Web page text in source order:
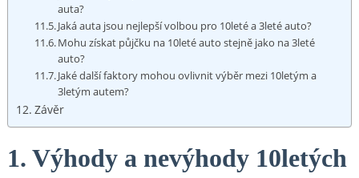
⁤auta?
Jaká ​auta‍ jsou nejlepší‍ volbou⁢ pro 10leté a 3leté auto?
Mohu získat půjčku ‌na 10leté auto stejně ⁣jako na 3leté
auto?
Jaké další faktory​ mohou ovlivnit výběr mezi 10letým a
3letým⁣ autem?
Závěr
1. Výhody⁤ a nevýhody 10letých